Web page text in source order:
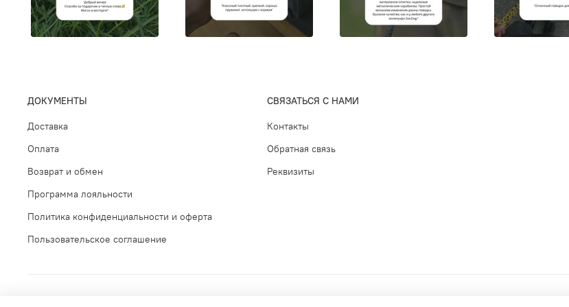
ДОКУМЕНТЫ
Доставка
Оплата
Возврат и обмен
Программа лояльности
Политика конфиденциальности и оферта
Пользовательское соглашение
СВЯЗАТЬСЯ С НАМИ
Контакты
Обратная связь
Реквизиты